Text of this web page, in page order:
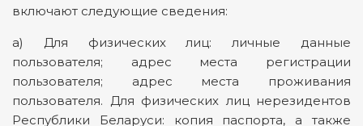
включают следующие сведения:
а) Для физических лиц: личные данные
пользователя; адрес места регистрации
пользователя; адрес места проживания
пользователя. Для физических лиц нерезидентов
Республики Беларуси: копия паспорта, а также